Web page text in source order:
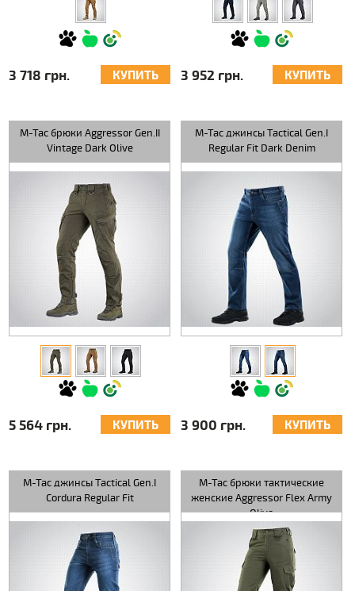
3 718 грн. КУПИТЬ 3 952 грн. КУПИТЬ
M-Tac брюки Aggressor Gen.II
Vintage Dark Olive
5 564 грн. КУПИТЬ
M-Tac джинсы Tactical Gen.I
Regular Fit Dark Denim
3 900 грн. КУПИТЬ
M-Tac джинсы Tactical Gen.I
Cordura Regular Fit
M-Tac брюки тактические
женские Aggressor Flex Army
Olive